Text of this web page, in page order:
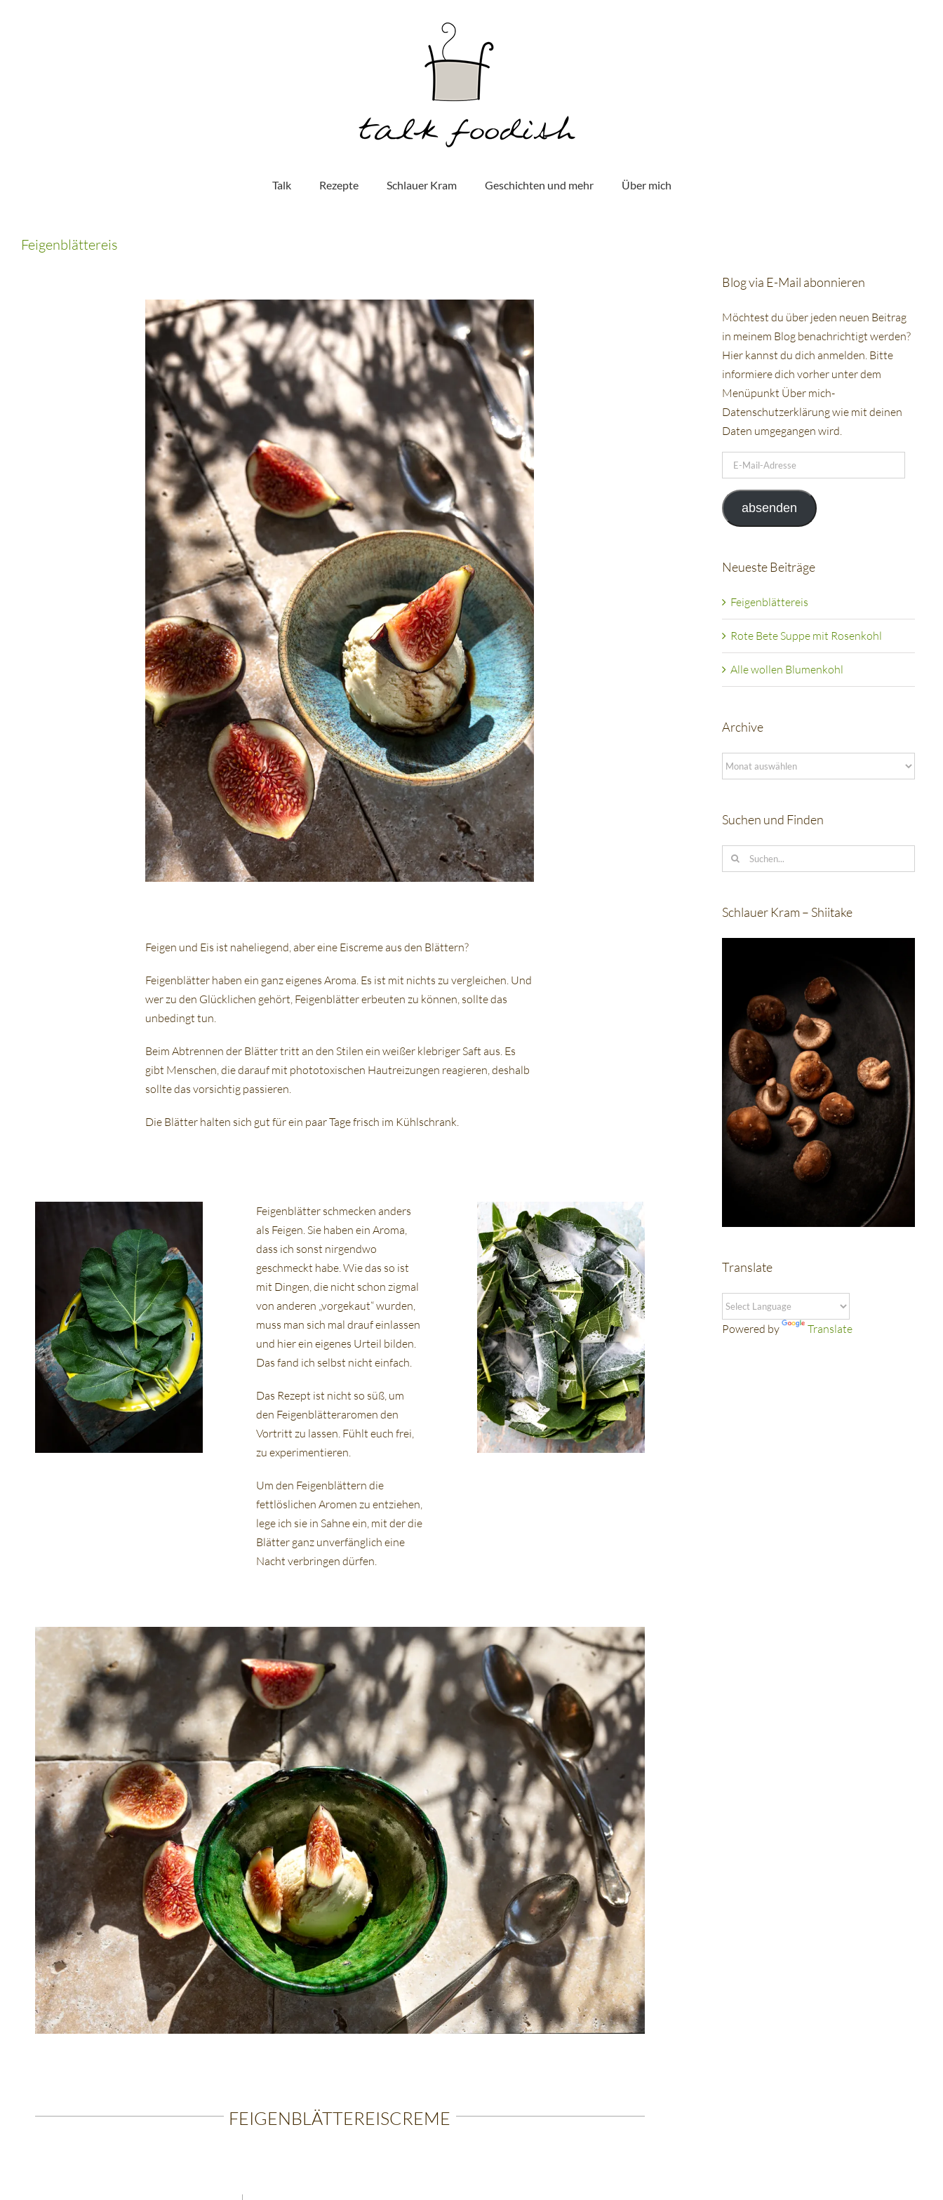
Talk Rezepte Schlauer Kram Geschichten und mehr Über mich
Feigenblättereis
Feigen und Eis ist naheliegend, aber eine Eiscreme aus den Blättern?
Feigenblätter haben ein ganz eigenes Aroma. Es ist mit nichts zu vergleichen. Und
wer zu den Glücklichen gehört, Feigenblätter erbeuten zu können, sollte das
unbedingt tun.
Beim Abtrennen der Blätter tritt an den Stilen ein weißer klebriger Saft aus. Es
gibt Menschen, die darauf mit phototoxischen Hautreizungen reagieren, deshalb
sollte das vorsichtig passieren.
Die Blätter halten sich gut für ein paar Tage frisch im Kühlschrank.
Feigenblätter schmecken anders
als Feigen. Sie haben ein Aroma,
dass ich sonst nirgendwo
geschmeckt habe. Wie das so ist
mit Dingen, die nicht schon zigmal
von anderen „vorgekaut“ wurden,
muss man sich mal drauf einlassen
und hier ein eigenes Urteil bilden.
Das fand ich selbst nicht einfach.
Das Rezept ist nicht so süß, um
den Feigenblätteraromen den
Vortritt zu lassen. Fühlt euch frei,
zu experimentieren.
Um den Feigenblättern die
fettlöslichen Aromen zu entziehen,
lege ich sie in Sahne ein, mit der die
Blätter ganz unverfänglich eine
Nacht verbringen dürfen.
FEIGENBLÄTTEREISCREME
Blog via E-Mail abonnieren
Möchtest du über jeden neuen Beitrag
in meinem Blog benachrichtigt werden?
Hier kannst du dich anmelden. Bitte
informiere dich vorher unter dem
Menüpunkt Über mich-
Datenschutzerklärung wie mit deinen
Daten umgegangen wird.
Mail-
Adresse
absenden
Neueste Beiträge
Feigenblättereis
Rote Bete Suppe mit Rosenkohl
Alle wollen Blumenkohl
Archive
Archive
Suchen und Finden
Suche
nach:
Schlauer Kram – Shiitake
Translate
Powered by Translate